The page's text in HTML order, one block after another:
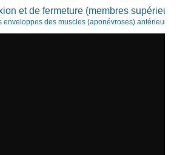
et de fermeture (membres
enveloppes des muscles (aponévroses) antérieurs